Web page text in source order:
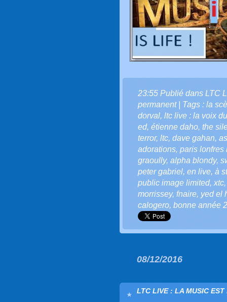
23:55 Publié dans LTC
permanent| Tags : la
dorval, ltc live : la voix
ed, étienne daho, the
terror, ltc, dave gahan,
adorations, paris lonfres
graoully, alpha blondy,
peter gabriel, en live, à
public image limited, xtc
morrissey, fnaire, yed el
calogero, bonne année
08/12/2016
LTC LIVE : LA MUSIC